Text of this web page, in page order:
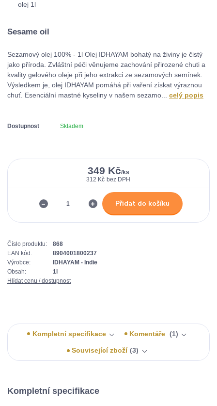
Sesame oil
Sezamový olej 100% - 1l Olej IDHAYAM bohatý na živiny je čistý
jako příroda. Zvláštní péči věnujeme zachování přirozené chuti a
kvality gelového oleje při jeho extrakci ze sezamových semínek.
Výsledkem je, olej IDHAYAM pomáhá při vaření získat výraznou
chuť. Esenciální mastné kyseliny v našem sezamo... celý popis
Dostupnost Skladem
349 Kč/ks
312 Kč bez DPH
Přidat do košíku
Číslo produktu:
868
EAN kód:
8904001800237
Výrobce:
IDHAYAM - Indie
Obsah:
1l
Hlídat cenu / dostupnost
Kompletní specifikace Komentáře 1
Související zboží 3
Kompletní specifikace